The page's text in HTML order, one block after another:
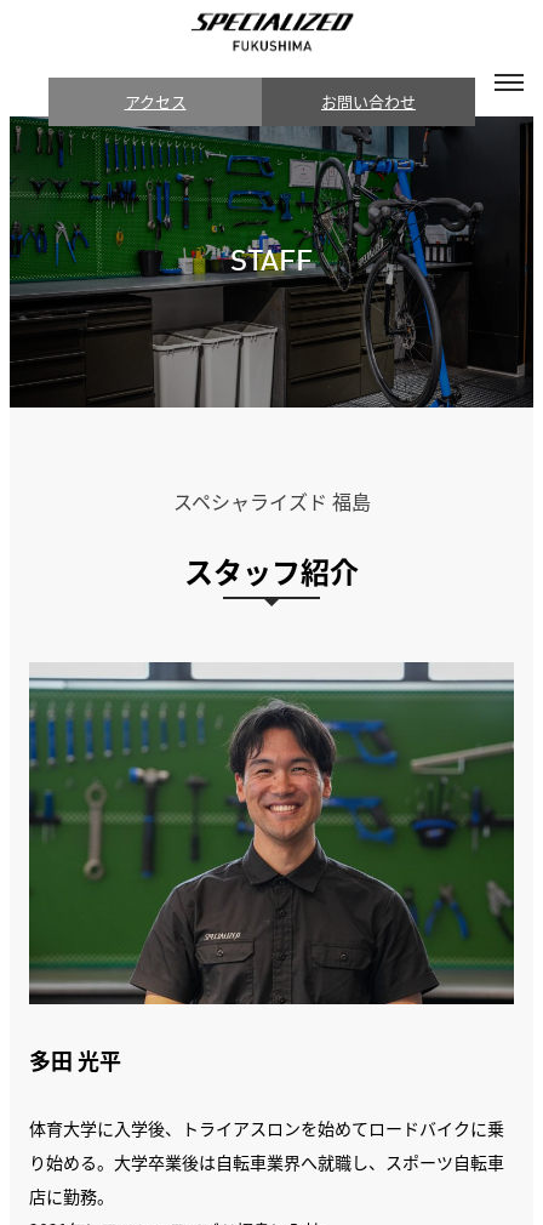
アクセス お問い合わせ
STAFF
スペシャライズド 福島
スタッフ紹介
多田 光平
体育大学に入学後、トライアスロンを始めてロードバイクに乗
り始める。大学卒業後は自転車業界へ就職し、スポーツ自転車
店に勤務。